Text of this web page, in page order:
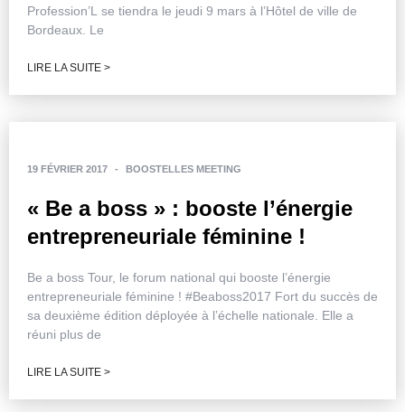
Profession’L se tiendra le jeudi 9 mars à l’Hôtel de ville de
Bordeaux. Le
LIRE LA SUITE >
19 FÉVRIER 2017 - BOOSTELLES MEETING
« Be a boss » : booste l’énergie
entrepreneuriale féminine !
Be a boss Tour, le forum national qui booste l’énergie
entrepreneuriale féminine ! #Beaboss2017 Fort du succès de
sa deuxième édition déployée à l’échelle nationale. Elle a
réuni plus de
LIRE LA SUITE >